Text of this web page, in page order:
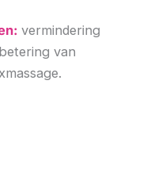
vermindering
van